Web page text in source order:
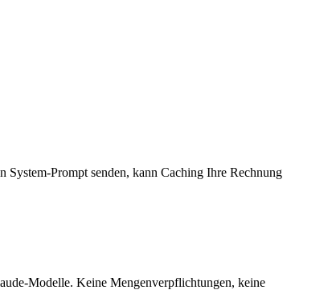
Prompt senden, kann Caching Ihre Rechnung
Modelle. Keine Mengenverpflichtungen, keine